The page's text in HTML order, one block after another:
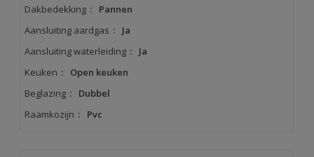
Dakbedekking :
Pannen
Aansluiting aardgas :
Ja
Aansluiting waterleiding :
Ja
Keuken :
Open keuken
Beglazing :
Dubbel
Raamkozijn : Pvc